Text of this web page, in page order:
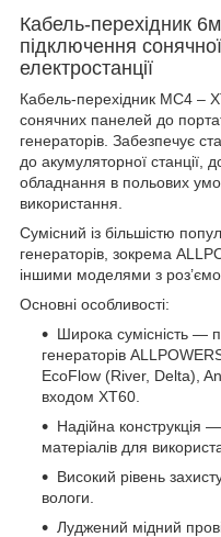
Кабель-перехідник
підключення
електростанції
Кабель-перехідник MC4 –
сонячних панелей до
генераторів. Забезпечує
до акумуляторної станції,
обладнання в польових
використання.
Сумісний із більшістю
генераторів, зокрема
іншими моделями з
Основні особливості:
Широка сумісність —
генераторів
EcoFlow (River, Delta),
входом XT60.
Надійна конструкція
матеріалів для
Високий рівень
вологи.
Луджений мідний